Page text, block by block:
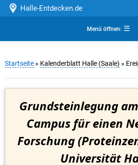
Halle-Entdecken.de
Menü öffnen:☰
Startseite » Kalenderblatt Halle (Saale) »
Grundsteinlegung
Campus für einen
Forschung
Universität